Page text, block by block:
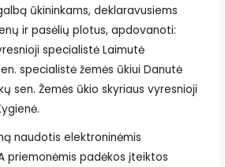
ūkininkams, deklaravusiems
ir pasėlių plotus, apdovanoti:
specialistė Laimutė
specialistė žemės ūkiui Danutė
sen. Žemės ūkio skyriaus vyresnioji
naudotis elektroninėmis
priemonėmis padėkos įteiktos